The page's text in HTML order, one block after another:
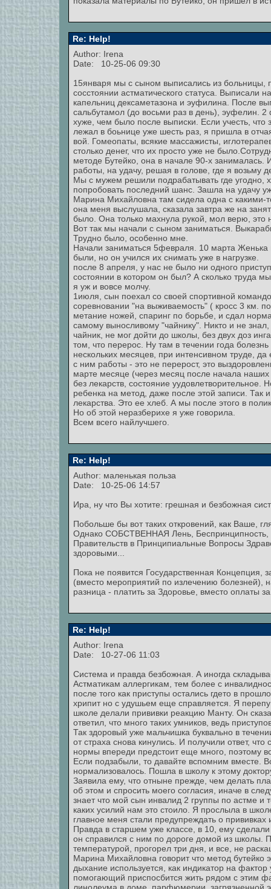
Re: Help!
Author: Irena
Date: 10-25-06 09:30
15января мы с сыном выписались из больницы,
сосстоянии астматического статуса. Выписали
капельниц дексаметазона и эуфилина. После
сальбутамол (до восьми раз в день), эуфелин.
хуже, чем было после выписки. Если учесть, что
лежал в боьнице уже шесть раз, я пришла в
вой. Гомеопаты, всякие массажисты,
столько денег, что их просто уже не
методе Бутейко, она в начале 90-х занималась.
работы, на удачу, решая в голове, где я возьму
Мы с мужем решили подрабатывать где угодно,
попробовать последний шанс. Зашла на удачу
Марина Михайловна там сидела одна с какими-
она меня выслушала, сказала завтра же на
было. Она только махнула рукой, мол верю, это
Вот так мы начали с сыном заниматься.
Трудно было, особенно мне.
Начали заниматься 5февраля. 10 марта
были, но он учился их снимать уже в нагрузке.
после 8 апреля, у нас не было ни одного
состоянии в котором он был? А сколько труда
я уж и вовсе молчу.
1июля, сын поехал со своей спортивной
соревновании "на выживаемость" ( кросс 3 км.
метание ножей, спаринг по борьбе, и сдал
самому выносливому "чайнику". Никто и не
чайник, не мог дойти до школы, без двух доз
том, что перерос. Ну там в течении года
нескольких месяцев, при интенсивном труде,
с ним работы - это не перерост, это
марте месяце (через месяц после начала
без лекарств, состояние уудовлетворительное.
ребенка на метод, даже после этой записи.
лекарства. Это ее хлеб. А мы после этого в
Но об этой неразберихе я уже говорила.
Всем всего найлучшего.
Re: Help!
Author: маленькая польза
Date: 10-25-06 14:57
Ира, ну что Вы хотите: грешная и безбожная
Побольше бы вот таких откровений, как Ваше,
Однако СОБСТВЕННАЯ Лень, Беспринципность,
Правительств в Принципиальные Вопросы
здоровыми...
Пока не появится Государственная Концепция,
(вместо мероприятий по излечению болезней),
разница - платить за Здоровье, вместо оплаты
Re: Help!
Author: Irena
Date: 10-27-06 11:03
Система и правда безбожная. А иногда
Астматикам аллергикам, тем более с
после того как приступы остались гдето в
хрипит но с удушьем еще справляется. Я
школе делали прививки реакцию Манту. Он
ответил, что много таких умников, ведь
Так здоровый уже мальчишка буквально в
от страха снова кинулись. И получили ответ,
нормы впереди предстоит еще много, поэтому
Если подзабыли, то давайте вспомним вместе.
нормализовалось. Пошла в школу к этому
Заявила ему, что отныне прежде, чем делать
об этом и спросить моего согласия, иначе в
знает что мой сын инвалид 2 группы по астме и
каких усилий нам это стоило. Я прослыла в
главное меня стали предупреждать о
Правда в старшем уже классе, в 10, ему сделали
он справился с ним по дороге домой из школы.
температурой, прогорел три дня, и все, не
Марина Михайловна говорит что метод бутейко
дыхание используется, как индикатор на
помогающий приспосбится жить рядом с этим